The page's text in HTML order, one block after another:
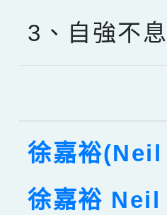
3、自強不息
徐嘉裕
徐嘉裕 Neil